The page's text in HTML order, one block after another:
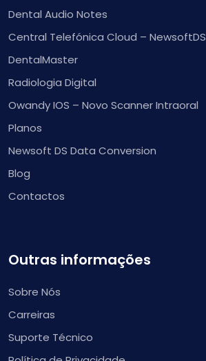
Dental Audio Notes
Central Telefónica Cloud – NewsoftDS
DentalMaster
Radiologia Digital
Owandy IOS – Novo Scanner Intraoral
Planos
Newsoft DS Data Conversion
Blog
Contactos
Outras informações
Sobre Nós
Carreiras
Suporte Técnico